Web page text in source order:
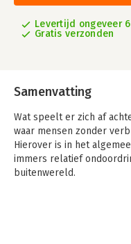
Levertijd ongeveer
Gratis verzonden
Samenvatting
Wat speelt er zich af
waar mensen zonder
Hierover is in het
immers relatief
buitenwereld.